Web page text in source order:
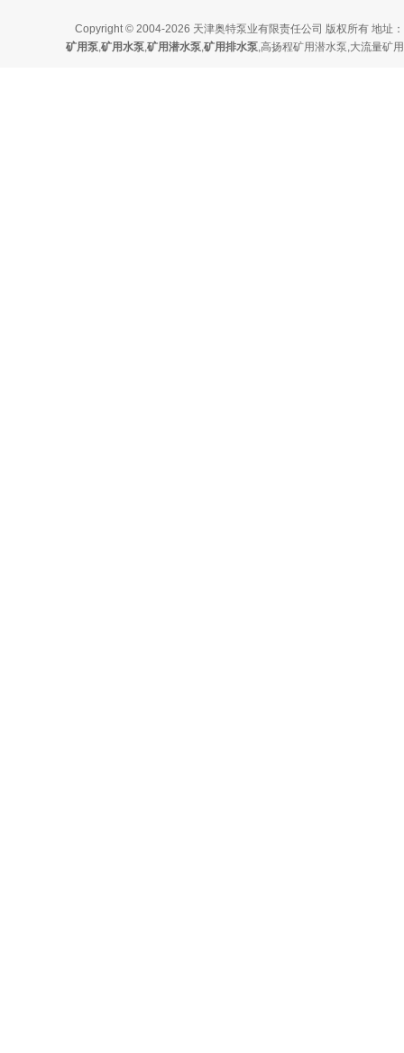
Copyright © 2004-2026 天津奥特泵业有限责任公司 版权所有 地址
矿用泵,矿用水泵,矿用潜水泵,矿用排水泵,高扬程矿用潜水泵,大流量矿